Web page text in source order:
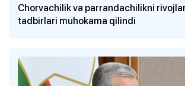
Chorvachilik va parrandachilikni
tadbirlari muhokama qilindi